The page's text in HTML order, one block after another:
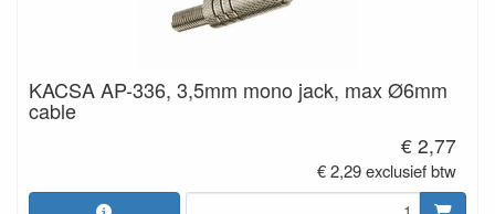
KACSA AP-336, 3,5mm mono jack, max Ø6mm
cable
€ 2,77
€ 2,29 exclusief btw